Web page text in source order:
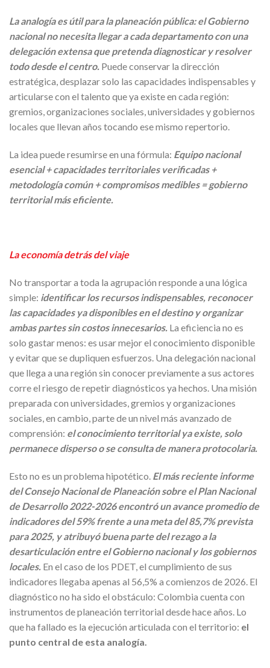
La analogía es útil para la planeación pública: el Gobierno
nacional no necesita llegar a cada departamento con una
delegación extensa que pretenda diagnosticar y resolver
todo desde el centro. Puede conservar la dirección
estratégica, desplazar solo las capacidades indispensables y
articularse con el talento que ya existe en cada región:
gremios, organizaciones sociales, universidades y gobiernos
locales que llevan años tocando ese mismo repertorio.
La idea puede resumirse en una fórmula: Equipo nacional
esencial + capacidades territoriales verificadas +
metodología común + compromisos medibles = gobierno
territorial más eficiente.
La economía detrás del viaje
No transportar a toda la agrupación responde a una lógica
simple: identificar los recursos indispensables, reconocer
las capacidades ya disponibles en el destino y organizar
ambas partes sin costos innecesarios. La eficiencia no es
solo gastar menos: es usar mejor el conocimiento disponible
y evitar que se dupliquen esfuerzos. Una delegación nacional
que llega a una región sin conocer previamente a sus actores
corre el riesgo de repetir diagnósticos ya hechos. Una misión
preparada con universidades, gremios y organizaciones
sociales, en cambio, parte de un nivel más avanzado de
comprensión: el conocimiento territorial ya existe, solo
permanece disperso o se consulta de manera protocolaria.
Esto no es un problema hipotético. El más reciente informe
del Consejo Nacional de Planeación sobre el Plan Nacional
de Desarrollo 2022-2026 encontró un avance promedio de
indicadores del 59% frente a una meta del 85,7% prevista
para 2025, y atribuyó buena parte del rezago a la
desarticulación entre el Gobierno nacional y los gobiernos
locales. En el caso de los PDET, el cumplimiento de sus
indicadores llegaba apenas al 56,5% a comienzos de 2026. El
diagnóstico no ha sido el obstáculo: Colombia cuenta con
instrumentos de planeación territorial desde hace años. Lo
que ha fallado es la ejecución articulada con el territorio: el
punto central de esta analogía.